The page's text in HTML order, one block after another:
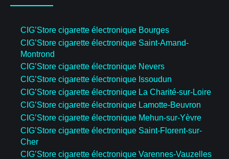
CIG’Store cigarette électronique Bourges
CIG’Store cigarette électronique Saint-Amand-
Montrond
CIG’Store cigarette électronique Nevers
CIG’Store cigarette électronique Issoudun
CIG’Store cigarette électronique La Charité-sur-Loire
CIG’Store cigarette électronique Lamotte-Beuvron
CIG’Store cigarette électronique Mehun-sur-Yèvre
CIG’Store cigarette électronique Saint-Florent-sur-
Cher
CIG’Store cigarette électronique Varennes-Vauzelles